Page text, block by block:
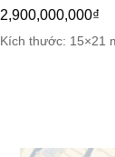
2,900,000,000₫
Kích thước: 15×21